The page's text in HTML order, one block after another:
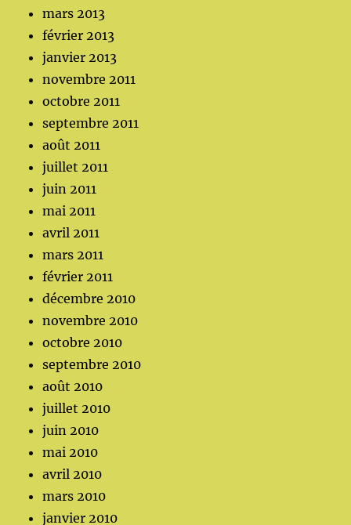
mars 2013
février 2013
janvier 2013
novembre 2011
octobre 2011
septembre 2011
août 2011
juillet 2011
juin 2011
mai 2011
avril 2011
mars 2011
février 2011
décembre 2010
novembre 2010
octobre 2010
septembre 2010
août 2010
juillet 2010
juin 2010
mai 2010
avril 2010
mars 2010
janvier 2010